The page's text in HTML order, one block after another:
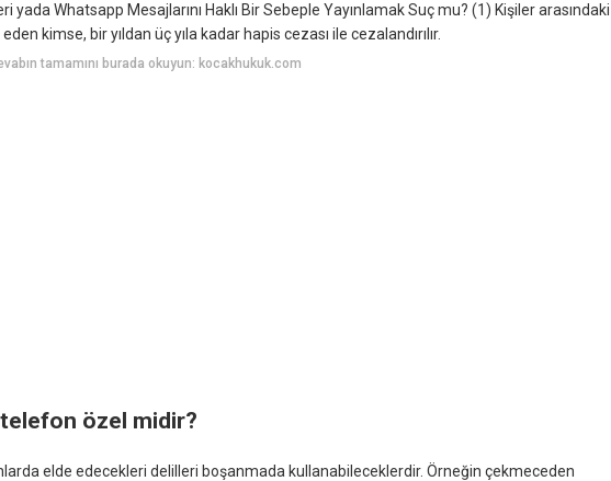
Whatsapp Mesajlarını Haklı Bir Sebeple Yayınlamak Suç mu? (1) Kişiler arasındaki
kimse, bir yıldan üç yıla kadar hapis cezası ile cezalandırılır.
tamamını burada okuyun: kocakhukuk.com
telefon özel midir?
elde edecekleri delilleri boşanmada kullanabileceklerdir. Örneğin çekmeceden